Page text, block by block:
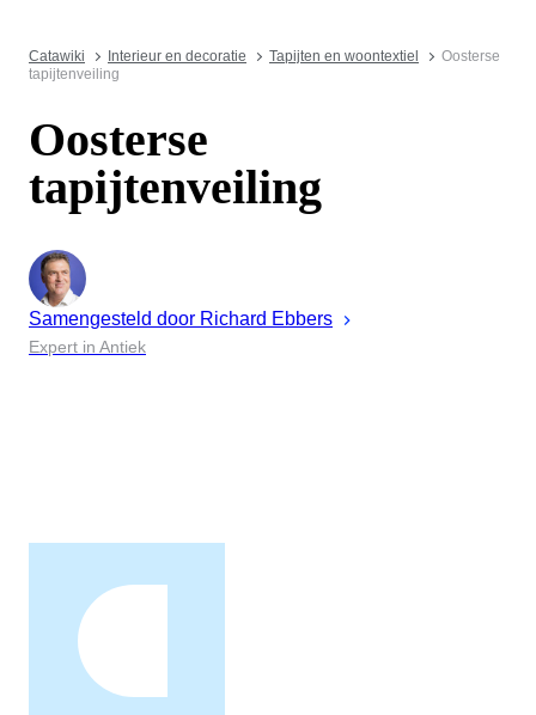
Catawiki Interieur en decoratie Tapijten en woontextiel
Oosterse
tapijtenveiling
Oosterse
tapijtenveiling
Samengesteld door Richard Ebbers
Expert in Antiek